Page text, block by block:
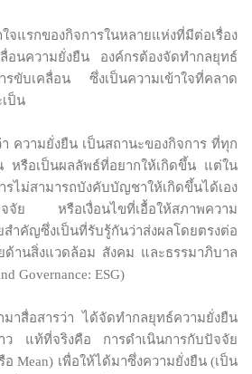
แรกของกิจการในหลายแห่งที่มีต่อเรื่อง
อนความยั่งยืน องค์กรต้องจัดทำกลยุทธ์
รขับเคลื่อน ซึ่งเป็นความเข้าใจที่คลาด
ป็น
ความยั่งยืน เป็นสถานะของกิจการ ที่ทุก
หรือเป็นผลลัพธ์ที่อยากให้เกิดขึ้น แต่ใน
สามารถบังคับบัญชาให้เกิดขึ้นได้เอง
จจัย หรือเงื่อนไขที่เอื้อให้สภาพความ
ำคัญซึ่งเป็นที่รับรู้กันว่าส่งผลโดยตรงต่อ
านสิ่งแวดล้อม สังคม และธรรมาภิบาล
Governance: ESG)
าสื่อสารว่า ได้จัดทำกลยุทธ์ความยั่งยืน
าว แท้ที่จริงคือ การดำเนินการกับปัจจัย
อ Mean) เพื่อให้ได้มาซึ่งความยั่งยืน (เป็น